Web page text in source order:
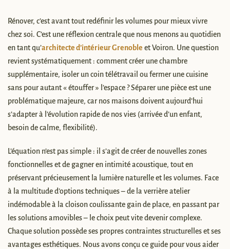
Rénover, c’est avant tout redéfinir les volumes pour mieux vivre
chez soi. C’est une réflexion centrale que nous menons au quotidien
en tant qu’architecte d’intérieur Grenoble et Voiron. Une question
revient systématiquement : comment créer une chambre
supplémentaire, isoler un coin télétravail ou fermer une cuisine
sans pour autant « étouffer » l’espace ? Séparer une pièce est une
problématique majeure, car nos maisons doivent aujourd’hui
s’adapter à l’évolution rapide de nos vies (arrivée d’un enfant,
besoin de calme, flexibilité).
L’équation n’est pas simple : il s’agit de créer de nouvelles zones
fonctionnelles et de gagner en intimité acoustique, tout en
préservant précieusement la lumière naturelle et les volumes. Face
à la multitude d’options techniques – de la verrière atelier
indémodable à la cloison coulissante gain de place, en passant par
les solutions amovibles – le choix peut vite devenir complexe.
Chaque solution possède ses propres contraintes structurelles et ses
avantages esthétiques. Nous avons conçu ce guide pour vous aider